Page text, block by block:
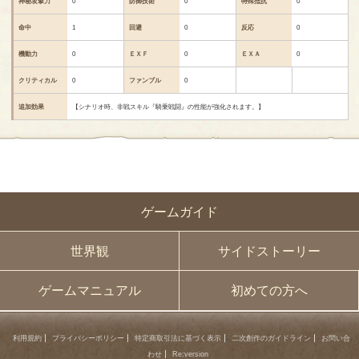
ゲームガイド
世界観 サイドストーリー
ゲームマニュアル 初めての方へ
命中 1 回避 0 反応 0
機動力 0 ＥＸＦ 0 ＥＸＡ 0
クリティカル 0 ファンブル 0
追加効果 【シナリオ時、非戦スキル『騎乗戦闘』の性能が強化されます。】
利用規約 プライバシーポリシー 特定商取引法に基づく表示 二次創作のガイドライン
お問い合
わせ
Re:version